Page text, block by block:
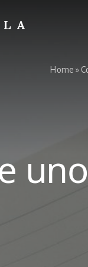
Home »